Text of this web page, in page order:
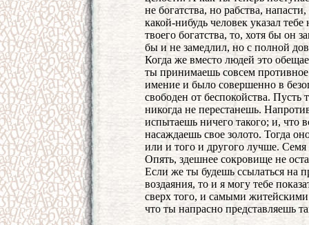
не богатства, но рабства,
какой-нибудь человек указал
твоего богатства, то, хотя бы он
бы и не замедлил, но с полной
Когда же вместо людей это
ты принимаешь совсем
имение и было совершенно в
свободен от беспокойства. Пусть
никогда не перестанешь.
испытаешь ничего такого; и, что
насаждаешь свое золото. Тогда
или и того и другого лучше. Семя
Опять, здешнее сокровище не
Если же ты будешь ссылаться на
воздаяния, то и я могу тебе
сверх того, и самыми житейскими
что ты напрасно представляешь